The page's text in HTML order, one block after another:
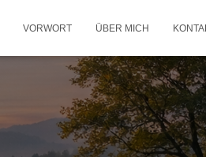
VORWORT ÜBER MICH